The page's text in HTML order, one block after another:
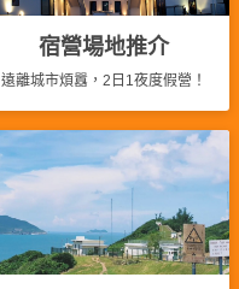
宿營場地推介
遠離城市煩囂，2日1夜度假營！